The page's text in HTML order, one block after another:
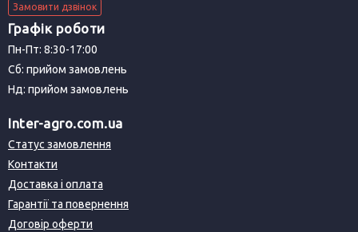
Замовити дзвінок
Графік роботи
Пн-Пт: 8:30-17:00
Сб: прийом замовлень
Нд: прийом замовлень
Inter-agro.com.ua
Статус замовлення
Контакти
Доставка і оплата
Гарантії та повернення
Договір оферти